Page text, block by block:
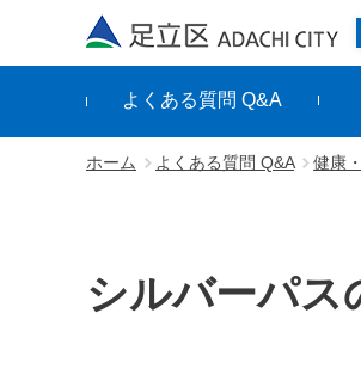
よくある質問 Q&A
ホーム よくある質問 Q&A 健康
シルバーパス